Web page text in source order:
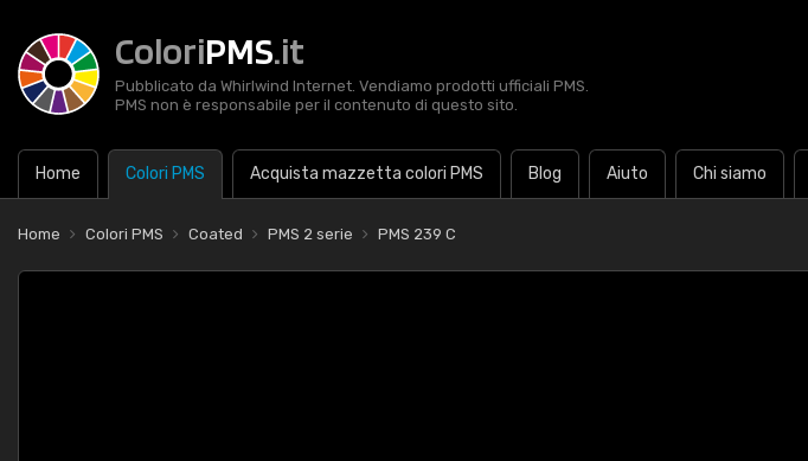
ColoriPMS.it
Pubblicato da Whirlwind Internet. Vendiamo prodotti ufficiali PMS.
PMS non è responsabile per il contenuto di questo sito.
Home Colori PMS Acquista mazzetta colori PMS Blog Aiuto Chi siamo
Home Colori PMS Coated PMS 2 serie PMS 239 C